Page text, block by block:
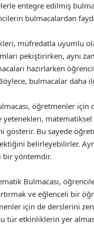
entegre edilmiş
bulmacalardan
müfredatla uyumlu
pekiştirirken, aynı
hazırlarken
bulmacalar daha
öğretmenler
yetenekleri, matematiksel
gösterir. Bu sayede
belirleyebilirler.
bir yöntemdir.
Bulmacası,
ve eğlenceli bir
için de derslerini
tür etkinliklerin yer